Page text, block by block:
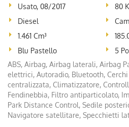
Usato, 08/2017
80
Diesel
1.461 Cm³
Blu Pastello
5
ABS, Airbag, Airbag laterali, Airbag
elettrici, Autoradio, Bluetooth,
centralizzata, Climatizzatore,
Fendinebbia, Filtro antiparticolato,
Park Distance Control, Sedile
Navigatore satellitare, Specchietti